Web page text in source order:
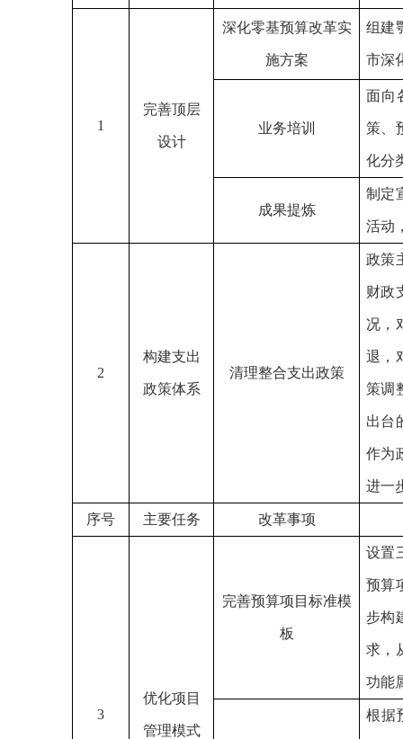
1
完善顶层
设计
深化零基预算改革实
施方案
组建
市深
业务培训
面向
策、
化分
成果提炼
制定
活动
2
构建支出
政策体系
清理整合支出政策
政策
财政
况，
退，
策调
出台
作为
进一
序号 主要任务 改革事项
3
优化项目
管理模式
完善预算项目标准模
板
设置
预算
步构
求，
功能
根据